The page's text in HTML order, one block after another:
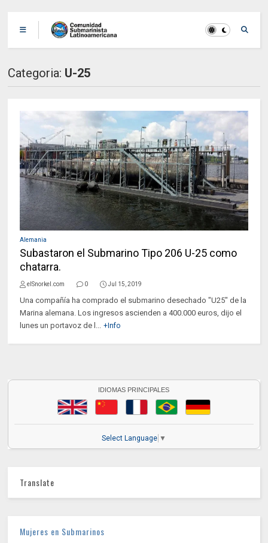
Categoria: U-25
Alemania
Subastaron el Submarino Tipo 206 U-25 como
chatarra.
elSnorkel.com 0 Jul 15, 2019
Una compañía ha comprado el submarino desechado "U25" de la
Marina alemana. Los ingresos ascienden a 400.000 euros, dijo el
lunes un portavoz de l... +Info
IDIOMAS PRINCIPALES
Select Language ▼
Translate
Mujeres en Submarinos